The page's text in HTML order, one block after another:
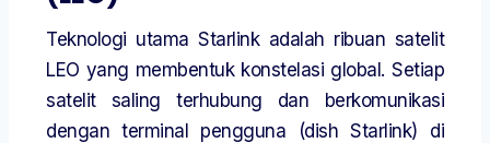
Teknologi utama Starlink adalah ribuan satelit
LEO yang membentuk konstelasi global. Setiap
satelit saling terhubung dan berkomunikasi
dengan terminal pengguna (dish Starlink) di